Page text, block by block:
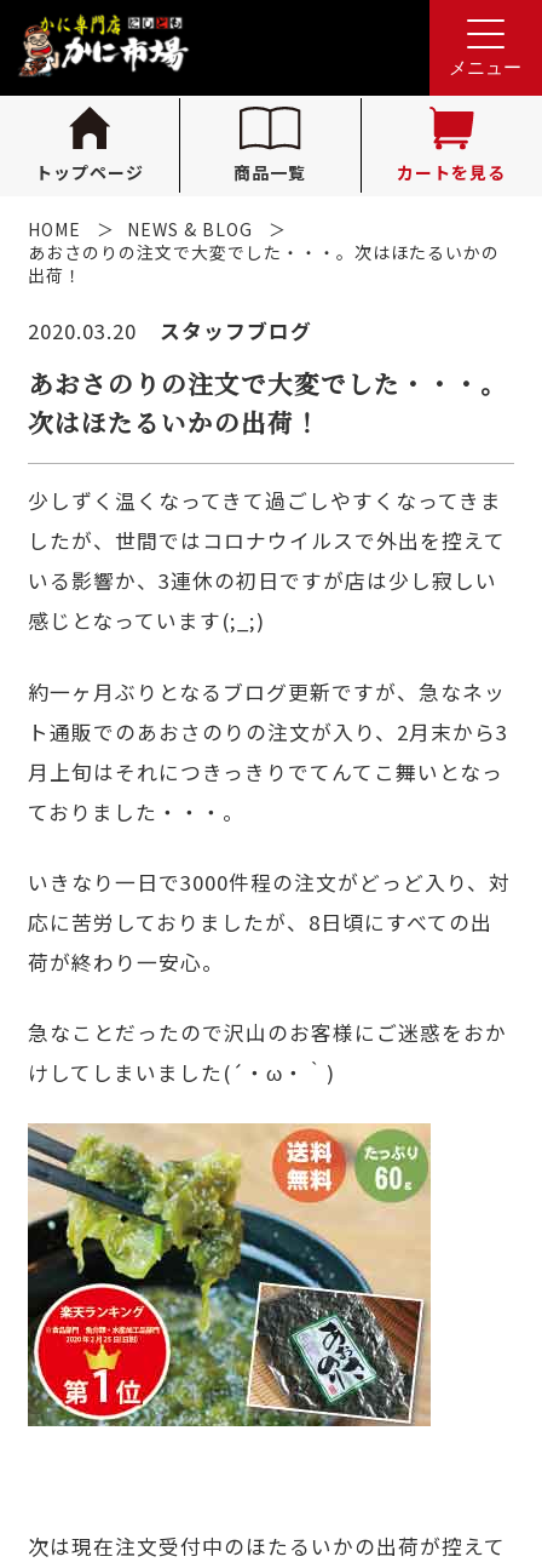
メニュー
トップページ 商品一覧 カートを見る
れんが亭へのお問い合わせ
tel.0796-36-1341
（受付時間 10:00〜16:00）
HOME
NEWS & BLOG
あおさのりの注文で大変でした・・・。次はほたるいかの
出荷！
2020.03.20 スタッフブログ
あおさのりの注文で大変でした・・・。
次はほたるいかの出荷！
少しずく温くなってきて過ごしやすくなってきま
したが、世間ではコロナウイルスで外出を控えて
いる影響か、3連休の初日ですが店は少し寂しい
感じとなっています(;_;)
約一ヶ月ぶりとなるブログ更新ですが、急なネッ
ト通販でのあおさのりの注文が入り、2月末から3
月上旬はそれにつきっきりでてんてこ舞いとなっ
ておりました・・・。
いきなり一日で3000件程の注文がどっど入り、対
応に苦労しておりましたが、8日頃にすべての出
荷が終わり一安心。
急なことだったので沢山のお客様にご迷惑をおか
けしてしまいました(´・ω・｀)
次は現在注文受付中のほたるいかの出荷が控えて